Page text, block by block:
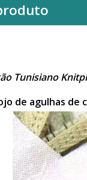
Tunisiano
de agulhas de